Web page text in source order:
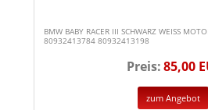
BMW BABY RACER III SCHWARZ WEISS
80932413784 80932413198
Preis:85,00
zum Angebot